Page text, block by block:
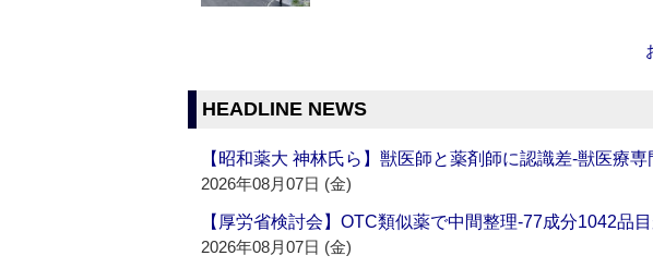
HEADLINE NEWS
【昭和薬大 神林氏ら】獣医師と薬剤師に認識差‐獣医療
2026年08月07日 (金)
【厚労省検討会】OTC類似薬で中間整理‐77成分1042品
2026年08月07日 (金)